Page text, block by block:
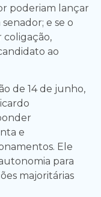
poderiam lançar
e se o
ao
de 14 de junho,
e
Ele
para
majoritárias